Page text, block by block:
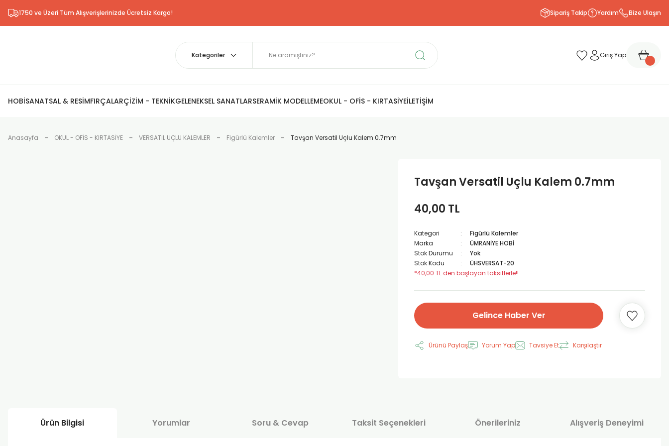
1750 ve Üzeri Tüm Alışverişlerinizde Ücretsiz Kargo! Sipariş Takip Yardım Bize Ulaşın
Giriş Yap
HOBİSANATSAL & RESİMFIRÇALARÇİZİM - TEKNİKGELENEKSEL SANATLARSERAMİK MODELLEMEOKUL - OFİS - KIRTASİYEİLETİŞİM
Anasayfa OKUL - OFİS - KIRTASİYE VERSATİL UÇLU KALEMLER Figürlü Kalemler Tavşan Versatil Uçlu Kalem 0.7mm
Tavşan Versatil Uçlu Kalem 0.7mm
40,00 TL
Kategori
Figürlü Kalemler
Marka
ÜMRANİYE HOBİ
Stok Durumu
Yok
Stok Kodu
ÜHSVERSAT-20
*40,00 TL den başlayan taksitlerle!!
Gelince Haber Ver
Ürünü Paylaş Yorum Yap Tavsiye Et Karşılaştır
Ürün Bilgisi Yorumlar Soru & Cevap Taksit Seçenekleri Önerileriniz Alışveriş Deneyimi